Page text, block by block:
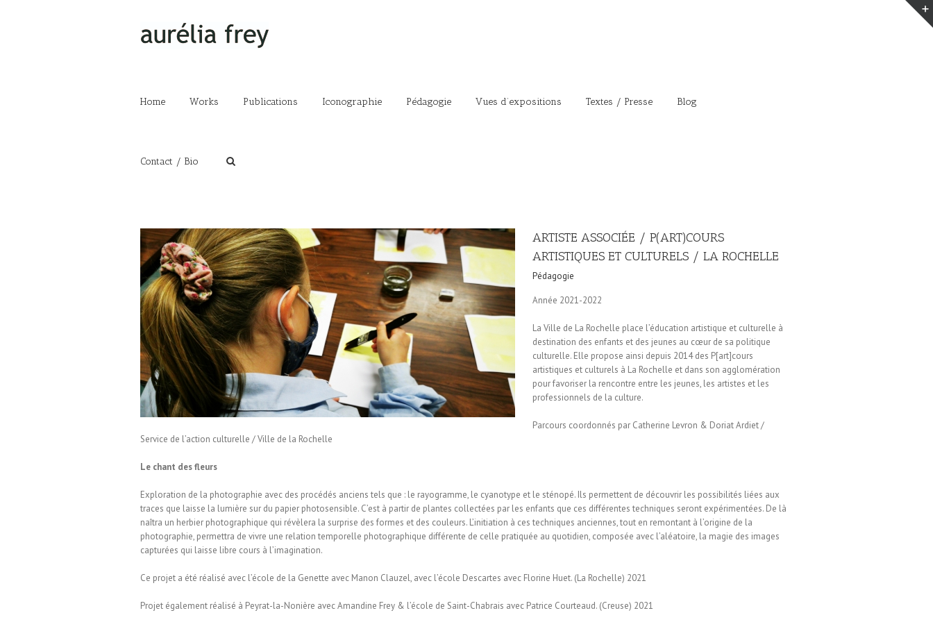
Home Works Publications Iconographie Pédagogie Vues d’expositions Textes / Presse Blog
Contact / Bio
ARTISTE ASSOCIÉE / P(ART)COURS
ARTISTIQUES ET CULTURELS / LA ROCHELLE
Pédagogie
Année 2021-2022
La Ville de La Rochelle place l’éducation artistique et culturelle à
destination des enfants et des jeunes au cœur de sa politique
culturelle. Elle propose ainsi depuis 2014 des P[art]cours
artistiques et culturels à La Rochelle et dans son agglomération
pour favoriser la rencontre entre les jeunes, les artistes et les
professionnels de la culture.
Parcours coordonnés par Catherine Levron & Doriat Ardiet /
Service de l’action culturelle / Ville de la Rochelle
Le chant des fleurs
Exploration de la photographie avec des procédés anciens tels que : le rayogramme, le cyanotype et le sténopé. Ils permettent de découvrir les possibilités liées aux
traces que laisse la lumière sur du papier photosensible. C’est à partir de plantes collectées par les enfants que ces différentes techniques seront expérimentées. De là
naîtra un herbier photographique qui révèlera la surprise des formes et des couleurs. L’initiation à ces techniques anciennes, tout en remontant à l’origine de la
photographie, permettra de vivre une relation temporelle photographique différente de celle pratiquée au quotidien, composée avec l’aléatoire, la magie des images
capturées qui laisse libre cours à l’imagination.
Ce projet a été réalisé avec l’école de la Genette avec Manon Clauzel, avec l’école Descartes avec Florine Huet. (La Rochelle) 2021
Projet également réalisé à Peyrat-la-Nonière avec Amandine Frey & l’école de Saint-Chabrais avec Patrice Courteaud. (Creuse) 2021